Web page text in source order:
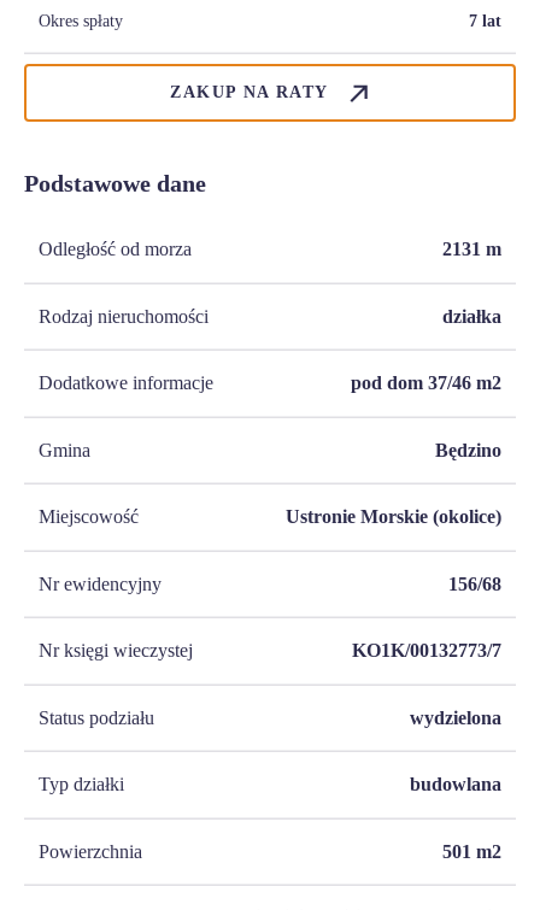
Okres spłaty 7 lat
ZAKUP NA RATY
Podstawowe dane
Odległość od morza 2131 m
Rodzaj nieruchomości działka
Dodatkowe informacje pod dom 37/46 m2
Gmina Będzino
Miejscowość Ustronie Morskie (okolice)
Nr ewidencyjny 156/68
Nr księgi wieczystej KO1K/00132773/7
Status podziału wydzielona
Typ działki budowlana
Powierzchnia 501 m2